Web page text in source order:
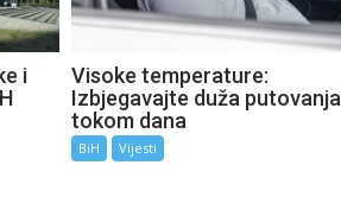
i
Visoke temperature:
Izbjegavajte duža putovanja
tokom dana
BiH Vijesti